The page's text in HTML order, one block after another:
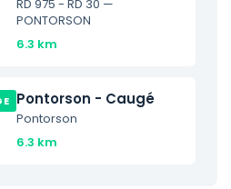
RD 975 - RD 30 —
PONTORSON
6.3 km
Pontorson - Caugé
Pontorson
6.3 km